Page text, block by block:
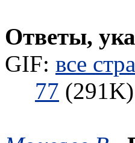
Ответы,
GIF: все
77